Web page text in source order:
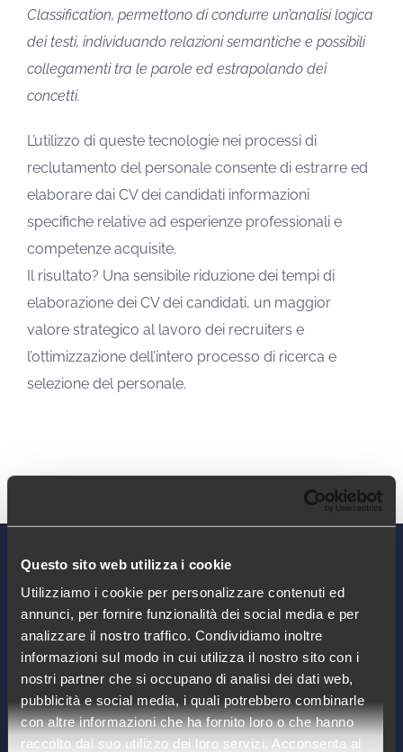
Questo sito web utilizza i cookie
Utilizziamo i cookie per personalizzare contenuti ed
annunci, per fornire funzionalità dei social media e per
analizzare il nostro traffico. Condividiamo inoltre
informazioni sul modo in cui utilizza il nostro sito con i
nostri partner che si occupano di analisi dei dati web,
pubblicità e social media, i quali potrebbero combinarle
con altre informazioni che ha fornito loro o che hanno
raccolto dal suo utilizzo dei loro servizi. Acconsenta ai
Classification, permettono di condurre un’analisi logica
dei testi, individuando relazioni semantiche e possibili
collegamenti tra le parole ed estrapolando dei
concetti.
L’utilizzo di queste tecnologie nei processi di
reclutamento del personale consente di estrarre ed
elaborare dai CV dei candidati informazioni
specifiche relative ad esperienze professionali e
competenze acquisite.
Il risultato? Una sensibile riduzione dei tempi di
elaborazione dei CV dei candidati, un maggior
valore strategico al lavoro dei recruiters e
l’ottimizzazione dell’intero processo di ricerca e
selezione del personale.